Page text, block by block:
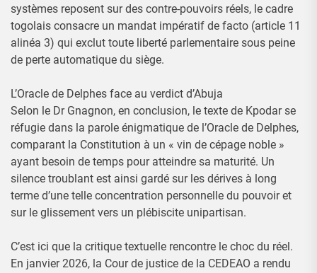
systèmes reposent sur des contre-pouvoirs réels, le cadre
togolais consacre un mandat impératif de facto (article 11
alinéa 3) qui exclut toute liberté parlementaire sous peine
de perte automatique du siège.
L’Oracle de Delphes face au verdict d’Abuja
Selon le Dr Gnagnon, en conclusion, le texte de Kpodar se
réfugie dans la parole énigmatique de l’Oracle de Delphes,
comparant la Constitution à un « vin de cépage noble »
ayant besoin de temps pour atteindre sa maturité. Un
silence troublant est ainsi gardé sur les dérives à long
terme d’une telle concentration personnelle du pouvoir et
sur le glissement vers un plébiscite unipartisan.
C’est ici que la critique textuelle rencontre le choc du réel.
En janvier 2026, la Cour de justice de la CEDEAO a rendu